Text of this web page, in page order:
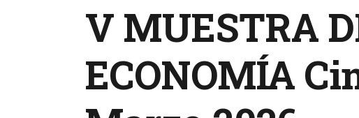
V MUESTRA
ECONOMÍA